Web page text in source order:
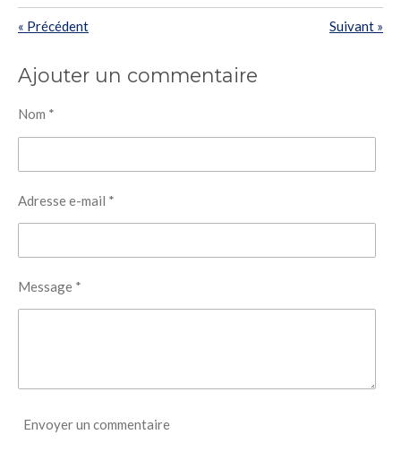
« Précédent Suivant »
Ajouter un commentaire
Nom *
Adresse e-mail *
Message *
Envoyer un commentaire